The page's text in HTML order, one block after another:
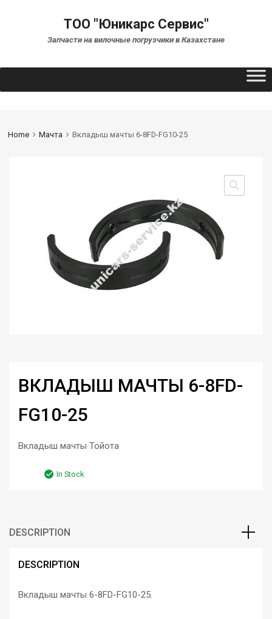
ТОО "Юникарс Сервис"
Запчасти на вилочные погрузчики в Казахстане
Home Мачта Вкладыш мачты 6-8FD-FG10-25
ВКЛАДЫШ МАЧТЫ 6-8FD-
FG10-25
Вкладыш мачты Тойота
In Stock
DESCRIPTION
DESCRIPTION
Вкладыш мачты 6-8FD-FG10-25.